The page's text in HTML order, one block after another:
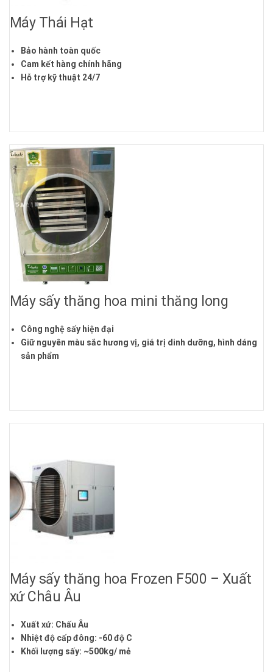
Máy Thái Hạt
Bảo hành toàn quốc
Cam kết hàng chính hãng
Hỗ trợ kỹ thuật 24/7
Máy sấy thăng hoa mini thăng long
Công nghệ sấy hiện đại
Giữ nguyên màu sắc hương vị, giá trị dinh dưỡng, hình dáng
sản phẩm
Máy sấy thăng hoa Frozen F500 – Xuất
xứ Châu Âu
Xuất xứ: Chấu Âu
Nhiệt độ cấp đông: -60 độ C
Khối lượng sấy: ~500kg/ mẻ